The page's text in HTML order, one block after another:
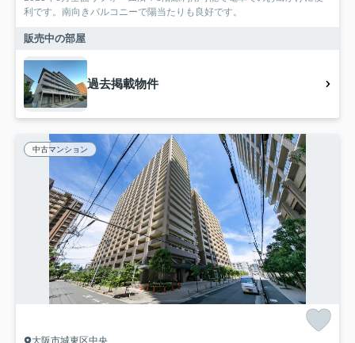
利です。南向きバルコニーで陽当たりも良好です。
販売中の部屋
過去掲載物件
中古マンション
大阪市城東区中央